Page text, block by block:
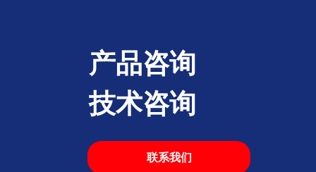
产品咨询
技术咨询
联系我们